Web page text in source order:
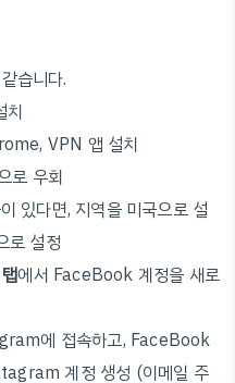
습니다.
치
VPN 앱 설치
로 우회
있다면, 지역을 미국으로 설
로 설정
에서 FaceBook 계정을 새로
에 접속하고, FaceBook
계정 생성 (이메일 주